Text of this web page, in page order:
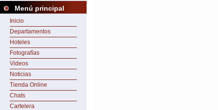
Menú principal
Inicio
Departamentos
Hoteles
Fotografías
Videos
Noticias
Tienda Online
Chats
Cartelera